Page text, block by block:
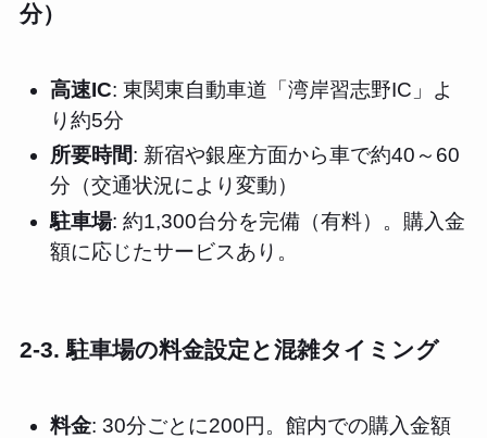
分）
高速IC: 東関東自動車道「湾岸習志野IC」よ
り約5分
所要時間: 新宿や銀座方面から車で約40～60
分（交通状況により変動）
駐車場: 約1,300台分を完備（有料）。購入金
額に応じたサービスあり。
2-3. 駐車場の料金設定と混雑タイミング
料金: 30分ごとに200円。館内での購入金額